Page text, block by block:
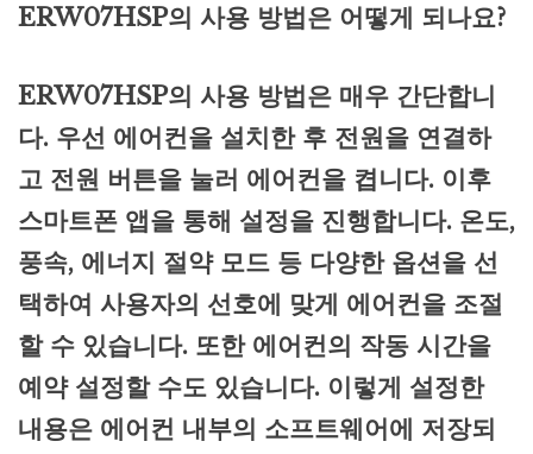
ERW07HSP의 사용 방법은 어떻게 되나요?
ERW07HSP의 사용 방법은 매우 간단합니
다. 우선 에어컨을 설치한 후 전원을 연결하
고 전원 버튼을 눌러 에어컨을 켭니다. 이후
스마트폰 앱을 통해 설정을 진행합니다. 온도,
풍속, 에너지 절약 모드 등 다양한 옵션을 선
택하여 사용자의 선호에 맞게 에어컨을 조절
할 수 있습니다. 또한 에어컨의 작동 시간을
예약 설정할 수도 있습니다. 이렇게 설정한
내용은 에어컨 내부의 소프트웨어에 저장되